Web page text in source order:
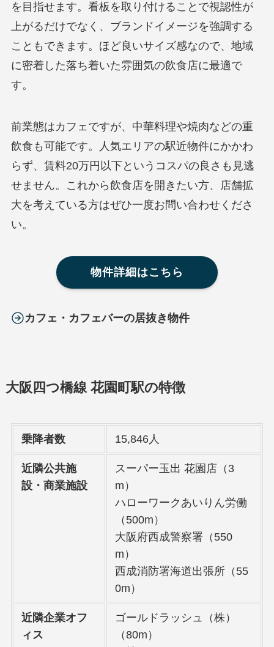
を目指せます。看板を取り付けることで視認性が
上がるだけでなく、ブランドイメージを強調する
こともできます。ほど良いサイズ感なので、地域
に密着した落ち着いた雰囲気の飲食店に最適で
す。
前業態はカフェですが、中華料理や焼肉などの重
飲食も可能です。人気エリアの駅近物件にかかわ
らず、賃料20万円以下というコスパの良さも見逃
せません。これから飲食店を開きたい方、店舗拡
大を考えている方はぜひ一度お問い合わせくださ
い。
物件詳細はこちら
カフェ・カフェバーの居抜き物件
大阪四つ橋線 花園町駅の特徴
乗降者数 15,846人
近隣公共施
設・商業施設
スーパー玉出 花園店（3
m）
ハローワークあいりん労働
（500m）
大阪府西成警察署（550
m）
西成消防署海道出張所（55
0m）
近隣企業オフ
ィス
ゴールドラッシュ（株）
（80m）